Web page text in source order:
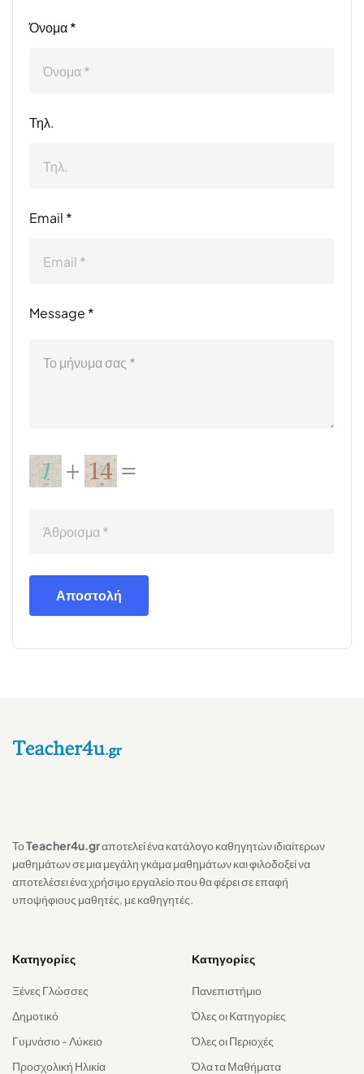
Όνομα *
Τηλ.
Email *
Message *
Αποστολή
ΤοTeacher4u.grαποτελεί ένα κατάλογο καθηγητών ιδιαίτερων
μαθημάτων σε μια μεγάλη γκάμα μαθημάτων και φιλοδοξεί να
αποτελέσει ένα χρήσιμο εργαλείο που θα φέρει σε επαφή
υποψήφιους μαθητές, με καθηγητές.
Κατηγορίες
Ξένες Γλώσσες
Δημοτικό
Γυμνάσιο - Λύκειο
Προσχολική Ηλικία
Κατηγορίες
Πανεπιστήμιο
Όλες οι Κατηγορίες
Όλες οι Περιοχές
Όλα τα Μαθήματα